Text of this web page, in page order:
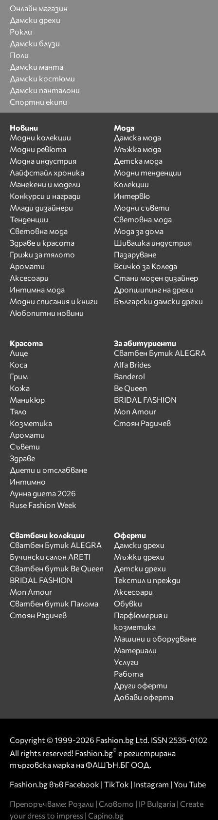
Онлайн магазин
Дамски дрехи
Рокли
Дамски блузи
Поли
Дамски манта
Дамски костюми
Дамски панталони
Спортни екипи
Новини
Модни колекции
Модни ревюта
Модна индустрия
Лайфстайл хроника
Манекени и модели
Конкурси и награди
Млади дизайнери
Тенденции
Световна мода
Здраве и красота
Грижи за тялото
Аромати
Аксесоари
Интимна мода
Модни списания и книги
Любопитни новини
Мода
Дамска мода
Мъжка мода
Детска мода
Модни тенденции
Колекции
Интервю
Модни съвети
Световна мода
Мода за дома
Шивашка индустрия
Пазаруване
Всичко за Коледа
Стани моден дизайнер
Дропшипинг на дрехи
Български дамски дрехи
Красота
Лице
Коса
Грим
Кожа
Маникюр
Тяло
Козметика
Аромати
Съвети
Здраве
Диети и отслабване
Интимно
Лунна диета 2026
Ruse Fashion Week
За абитуриенти
Сватбен Бутик ALEGRA
Alfa Brides
Banderol
Be Queen
BRIDAL FASHION
Mon Amour
Стоян Радичев
Сватбени колекции
Сватбен Бутик ALEGRA
Бучински салон ARETI
Сватбен бутик Be Queen
BRIDAL FASHION
Mon Amour
Сватбен бутик Палома
Стоян Радичев
Оферти
Дамски дрехи
Мъжки дрехи
Детски дрехи
Текстил и прежди
Аксесоари
Обувки
Парфюмерия и
козметика
Машини и оборудване
Материали
Услуги
Работа
Други оферти
Добави оферта
Copyright © 1999-2026 Fashion.bg Ltd. ISSN 2535-0102
All rights reserved! Fashion.bg® е регистрирана
търговска марка на ФАШЪН.БГ ООД.
Fashion.bg във Facebook | TikTok | Instagram | You Tube
Препоръчваме: Розали | Словото | IP Bulgaria | Create
your dress to impress | Capino.bg